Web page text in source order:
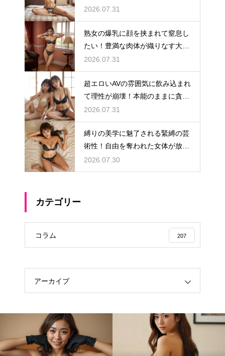
する情熱的なAV
2026.07.31
熟女の爆乳に顔を挟まれて窒息し
たい！豊満な肉体が織りなす大人
のディープなAV
2026.07.31
超エロいAVの雰囲気に飲み込まれ
て理性が崩壊！本能のままに貪り
合う最強の快感を体験せよ
2026.07.31
縛りの美学に魅了される緊縛の芸
術性！自由を奪われた女体が放つ
極上のエロスAV
2026.07.30
カテゴリー
コラム 207
アーカイブ